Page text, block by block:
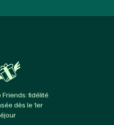
Friends: fidélité
dès le 1er